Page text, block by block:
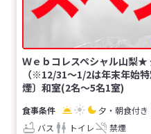
Ｗｅｂコレスペシャル山梨★
（※12/31～1/2は年末年始
煙〕和室(2名～5名1室)
夕・朝食付き
バス
トイレ 禁煙